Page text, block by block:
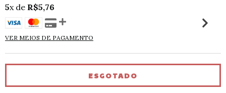
5x de R$5,76
VER MEIOS DE PAGAMENTO